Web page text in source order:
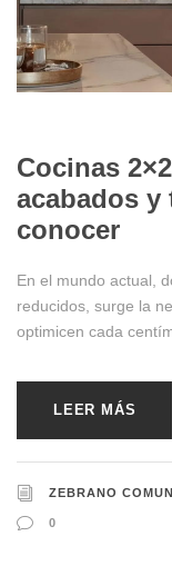
Cocinas
acabados y
conocer
En el mundo actual,
reducidos, surge la
optimicen cada
LEER MÁS
ZEBRANO
0